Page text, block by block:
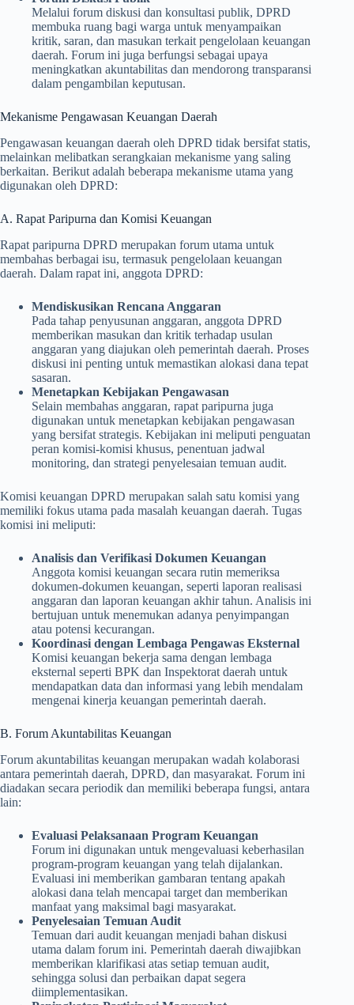
Melalui forum diskusi dan konsultasi publik, DPRD
membuka ruang bagi warga untuk menyampaikan
kritik, saran, dan masukan terkait pengelolaan keuangan
daerah. Forum ini juga berfungsi sebagai upaya
meningkatkan akuntabilitas dan mendorong transparansi
dalam pengambilan keputusan.
Mekanisme Pengawasan Keuangan Daerah
Pengawasan keuangan daerah oleh DPRD tidak bersifat statis,
melainkan melibatkan serangkaian mekanisme yang saling
berkaitan. Berikut adalah beberapa mekanisme utama yang
digunakan oleh DPRD:
A. Rapat Paripurna dan Komisi Keuangan
Rapat paripurna DPRD merupakan forum utama untuk
membahas berbagai isu, termasuk pengelolaan keuangan
daerah. Dalam rapat ini, anggota DPRD:
Mendiskusikan Rencana Anggaran
Pada tahap penyusunan anggaran, anggota DPRD
memberikan masukan dan kritik terhadap usulan
anggaran yang diajukan oleh pemerintah daerah. Proses
diskusi ini penting untuk memastikan alokasi dana tepat
sasaran.
Menetapkan Kebijakan Pengawasan
Selain membahas anggaran, rapat paripurna juga
digunakan untuk menetapkan kebijakan pengawasan
yang bersifat strategis. Kebijakan ini meliputi penguatan
peran komisi-komisi khusus, penentuan jadwal
monitoring, dan strategi penyelesaian temuan audit.
Komisi keuangan DPRD merupakan salah satu komisi yang
memiliki fokus utama pada masalah keuangan daerah. Tugas
komisi ini meliputi:
Analisis dan Verifikasi Dokumen Keuangan
Anggota komisi keuangan secara rutin memeriksa
dokumen-dokumen keuangan, seperti laporan realisasi
anggaran dan laporan keuangan akhir tahun. Analisis ini
bertujuan untuk menemukan adanya penyimpangan
atau potensi kecurangan.
Koordinasi dengan Lembaga Pengawas Eksternal
Komisi keuangan bekerja sama dengan lembaga
eksternal seperti BPK dan Inspektorat daerah untuk
mendapatkan data dan informasi yang lebih mendalam
mengenai kinerja keuangan pemerintah daerah.
B. Forum Akuntabilitas Keuangan
Forum akuntabilitas keuangan merupakan wadah kolaborasi
antara pemerintah daerah, DPRD, dan masyarakat. Forum ini
diadakan secara periodik dan memiliki beberapa fungsi, antara
lain:
Evaluasi Pelaksanaan Program Keuangan
Forum ini digunakan untuk mengevaluasi keberhasilan
program-program keuangan yang telah dijalankan.
Evaluasi ini memberikan gambaran tentang apakah
alokasi dana telah mencapai target dan memberikan
manfaat yang maksimal bagi masyarakat.
Penyelesaian Temuan Audit
Temuan dari audit keuangan menjadi bahan diskusi
utama dalam forum ini. Pemerintah daerah diwajibkan
memberikan klarifikasi atas setiap temuan audit,
sehingga solusi dan perbaikan dapat segera
diimplementasikan.